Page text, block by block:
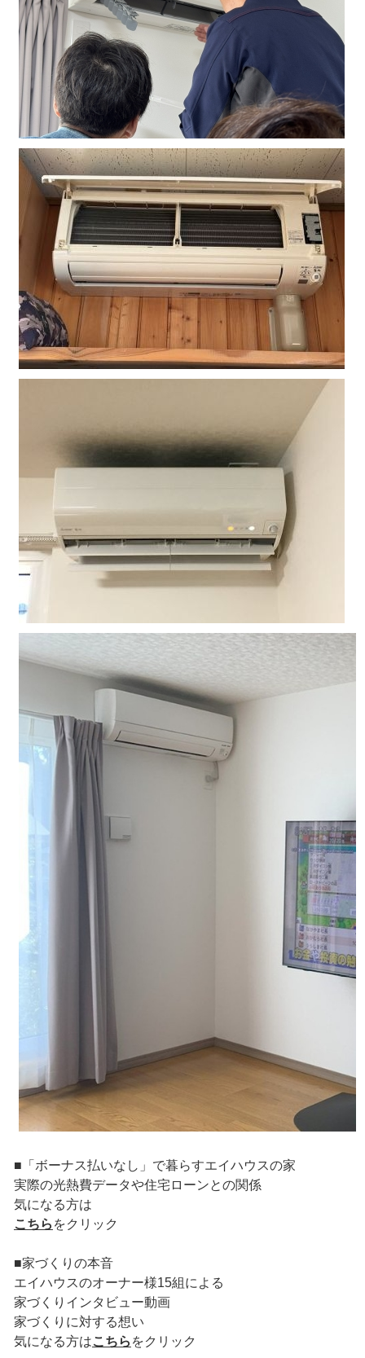
■「ボーナス払いなし」で暮らすエイハウスの家
実際の光熱費データや住宅ローンとの関係
気になる方は
こちら をクリック
■家づくりの本音
エイハウスのオーナー様15組による
家づくりインタビュー動画
家づくりに対する想い
気になる方はこちら をクリック